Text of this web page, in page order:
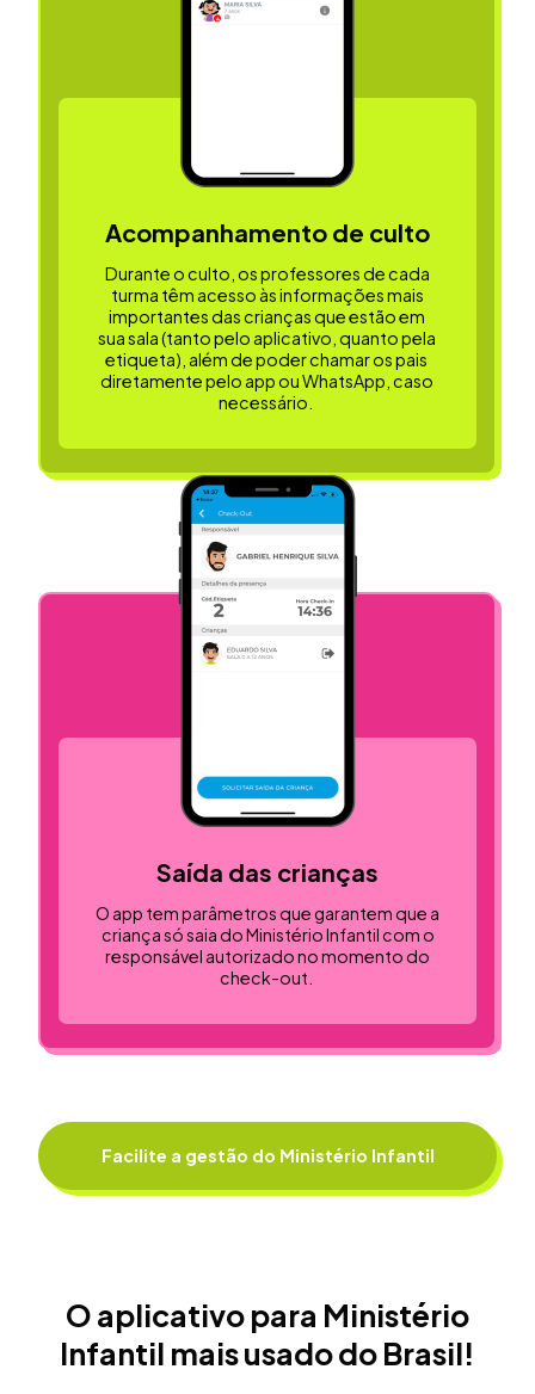
Acompanhamento de culto
Durante o culto, os professores de cada
turma têm acesso às informações mais
importantes das crianças que estão em
sua sala (tanto pelo aplicativo, quanto pela
etiqueta), além de poder chamar os pais
diretamente pelo app ou WhatsApp, caso
necessário.
Saída das crianças
O app tem parâmetros que garantem que a
criança só saia do Ministério Infantil com o
responsável autorizado no momento do
check-out.
Facilite a gestão do Ministério Infantil
O aplicativo para Ministério
Infantil mais usado do Brasil!